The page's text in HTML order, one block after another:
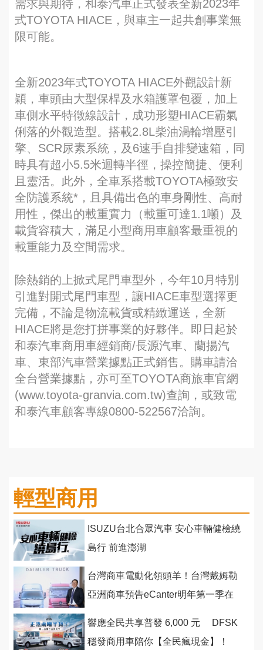
需求與期待，和泰汽車正式發表全新2023年
式TOYOTA HIACE，與車主一起共創事業無
限可能。
全新2023年式TOYOTA HIACE外觀設計新
穎，車頭由大型保桿及水箱護罩包覆，加上
車側水平特徵線設計，成功形塑HIACE霸氣
俐落的外觀造型。搭載2.8L柴油渦輪增壓引
擎、SCR尿素系統，及6速手自排變速箱，同
時具有超小5.5米迴轉半徑，操控簡捷、便利
且靈活。此外，全車系搭載TOYOTA極致安
全防護系統*，且具備出色的車身剛性、高耐
用性，傑出的載重實力（載重可達1.1噸）及
載貨容積大，滿足小型商用車顧客最重視的
載重能力及空間需求。
除熱銷的上掀式尾門車型外，今年10月特別
引進對開式尾門車型，讓HIACE車型選擇更
完備，不論是物流載貨或精緻運送，全新
HIACE將是您打拼事業的好夥伴。即日起於
和泰汽車商用車經銷商/長源汽車、蘭揚汽
車、東部汽車營業據點正式銷售。購車請洽
全台營業據點，亦可至TOYOTA商旅車官網
(www.toyota-granvia.com.tw)查詢，或致電
和泰汽車顧客專線0800-522567洽詢。
輕型商用
ISUZU台北合眾汽車 安心車輛健檢繞
島行 前進澎湖
台灣商車電動化領頭羊！台灣戴姆勒
亞洲商車預告eCanter明年第一季在
響應全民共享普發 6,000 元 DFSK
穩發商用車陪你【全民瘋現金】！